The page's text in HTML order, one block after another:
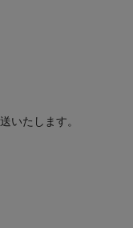
いたします。